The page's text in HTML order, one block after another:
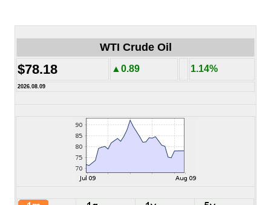
WTI Crude Oil
$78.18 ▲0.89 1.14%
2026.08.09